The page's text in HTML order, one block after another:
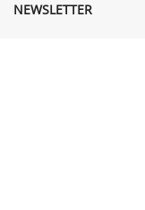
NEWSLETTER